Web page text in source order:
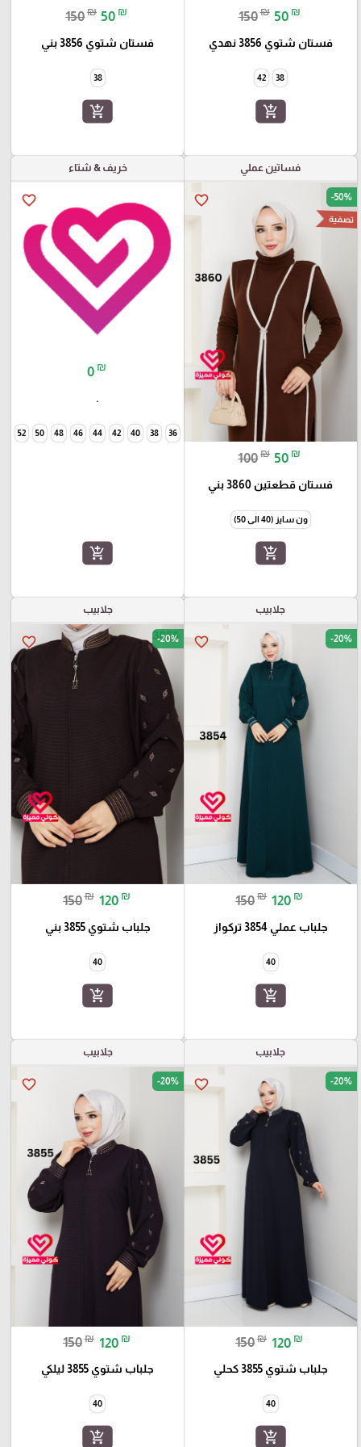
150₪ 50 ₪
فستان شتوي 3856 نهدي
38
42
add_shopping_cart
150₪ 50 ₪
فستان شتوي 3856 بني
38
add_shopping_cart
فساتين عملي
favorite_border -50%
تصفية
100₪ 50 ₪
فستان قطعتين 3860 بني
ون سايز (40 الى 50)
add_shopping_cart
خريف & شتاء
favorite_border
0 ₪
.
36
38
40
42
44
46
48
50
52
add_shopping_cart
جلابيب
favorite_border -20%
150₪ 120 ₪
جلباب عملي 3854 تركواز
40
add_shopping_cart
جلابيب
favorite_border -20%
150₪ 120 ₪
جلباب شتوي 3855 بني
40
add_shopping_cart
جلابيب
favorite_border -20%
150₪ 120 ₪
جلباب شتوي 3855 كحلي
40
add_shopping_cart
جلابيب
favorite_border -20%
150₪ 120 ₪
جلباب شتوي 3855 ليلكي
40
add_shopping_cart